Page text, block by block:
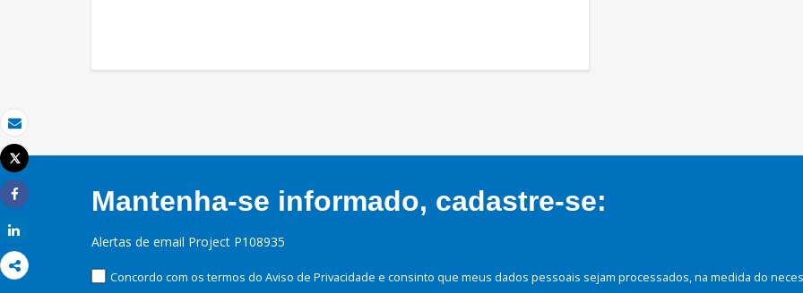
Email
Imprimir
Tweet
Share
Mantenha-se informado, cadastre-se:
Alertas de email Project P108935
Concordo com os termos do Aviso de Privacidade e consinto que meus dados pessoais sejam processados, na medida do